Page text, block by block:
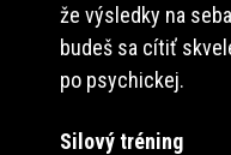
že výsledky na
budeš sa cítiť
po psychickej.
Silový tréning